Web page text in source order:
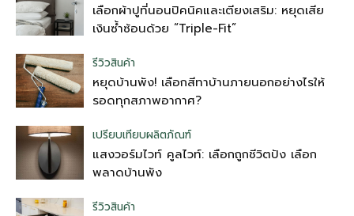
เลือกผ้าปูที่นอนปิคนิคและเตียงเสริม: หยุดเสีย
เงินซ้ำซ้อนด้วย “Triple-Fit”
รีวิวสินค้า
หยุดบ้านพัง! เลือกสีทาบ้านภายนอกอย่างไรให้
รอดทุกสภาพอากาศ?
เปรียบเทียบผลิตภัณฑ์
แสงวอร์มไวท์ คูลไวท์: เลือกถูกชีวิตปัง เลือก
พลาดบ้านพัง
รีวิวสินค้า